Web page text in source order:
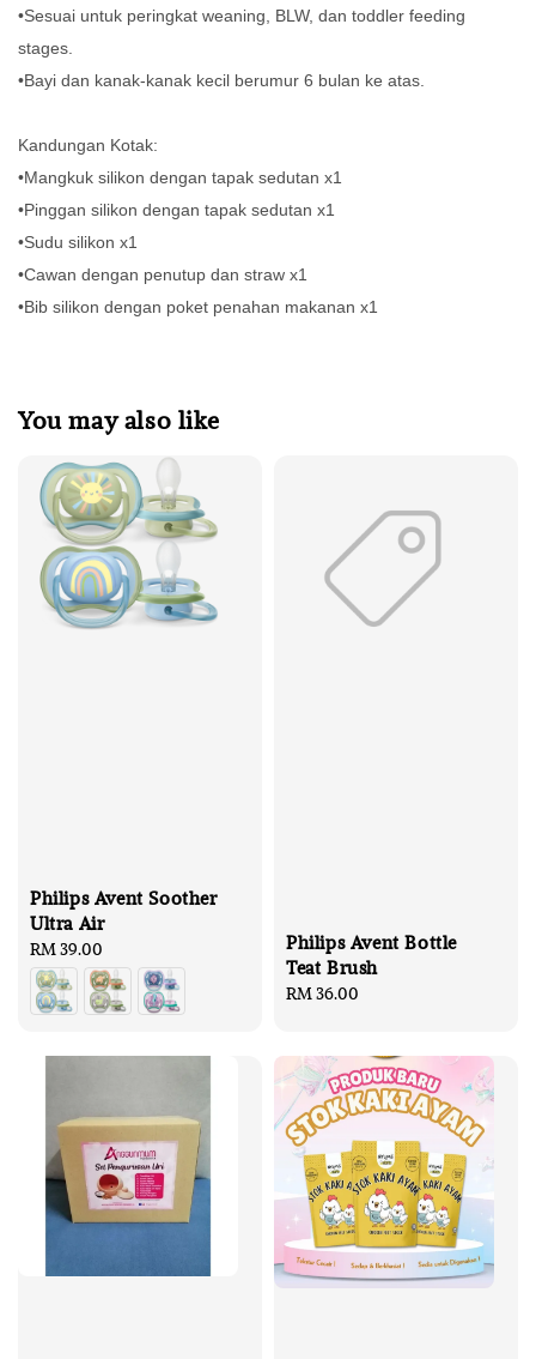
•Sesuai untuk peringkat weaning, BLW, dan toddler feeding
stages.
•Bayi dan kanak-kanak kecil berumur 6 bulan ke atas.
Kandungan Kotak:
•Mangkuk silikon dengan tapak sedutan x1
•Pinggan silikon dengan tapak sedutan x1
•Sudu silikon x1
•Cawan dengan penutup dan straw x1
•Bib silikon dengan poket penahan makanan x1
You may also like
Philips Avent Soother
Ultra Air
Regular
price
RM 39.00
Philips Avent Bottle
Teat Brush
Regular
RM 36.00